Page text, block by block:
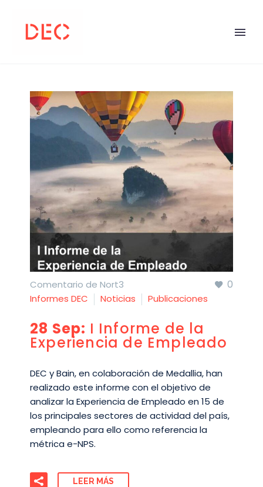
0
Comentario de Nort3
Informes DEC
Noticias Publicaciones
28 Sep: I Informe de la
Experiencia de Empleado
DEC y Bain, en colaboración de Medallia, han
realizado este informe con el objetivo de
analizar la Experiencia de Empleado en 15 de
los principales sectores de actividad del país,
empleando para ello como referencia la
métrica e-NPS.
LEER MÁS